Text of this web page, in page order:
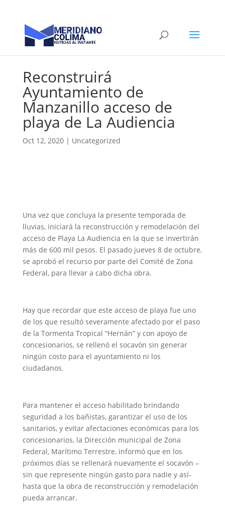
Reconstruirá
Ayuntamiento de
Manzanillo acceso de
playa de La Audiencia
Oct 12, 2020| Uncategorized
Una vez que concluya la presente temporada de
lluvias, iniciará la reconstrucción y remodelación del
acceso de Playa La Audiencia en la que se invertirán
más de 600 mil pesos. El pasado jueves 8 de octubre,
se aprobó el recurso por parte del Comité de Zona
Federal, para llevar a cabo dicha obra.
Hay que recordar que este acceso de playa fue uno
de los que resultó severamente afectado por el paso
de la Tormenta Tropical “Hernán” y con apoyo de
concesionarios, se rellenó el socavón sin generar
ningún costo para el ayuntamiento ni los
ciudadanos.
Para mantener el acceso habilitado brindando
seguridad a los bañistas, garantizar el uso de los
sanitarios, y evitar afectaciones económicas para los
concesionarios, la Dirección municipal de Zona
Federal, Marítimo Terrestre, informó que en los
próximos días se rellenará nuevamente el socavón –
sin que represente ningún gasto para nadie y así-
hasta que la obra de reconstrucción y remodelación
pueda arrancar.